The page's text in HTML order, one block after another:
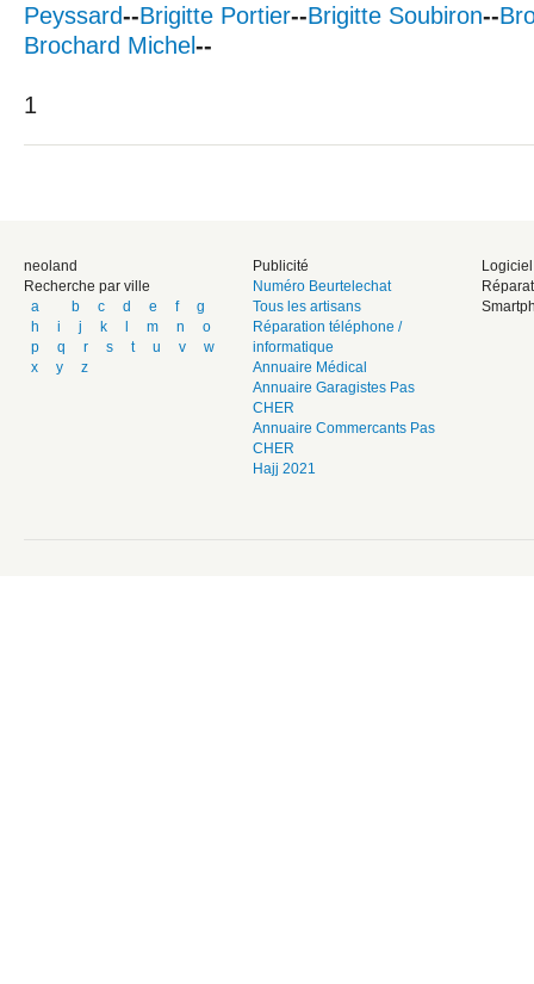
Peyssard--Brigitte Portier--Brigitte Soubiron--
Brochard Michel--
1
neoland
Recherche par ville
a
b c d e f
g
h
i j k l m n
o
p
q r s t u v
w
x
y z
Publicité
Numéro Beurtelechat
Tous les artisans
Réparation téléphone /
informatique
Annuaire Médical
Annuaire Garagistes Pas
CHER
Annuaire Commercants Pas
CHER
Hajj 2021